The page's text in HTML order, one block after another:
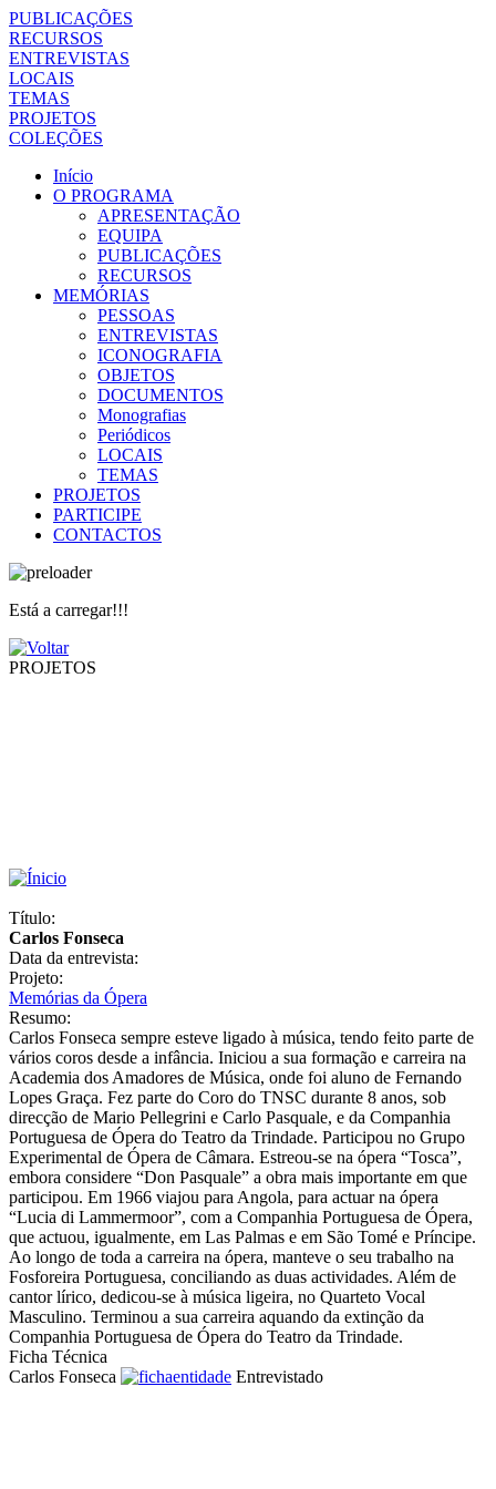
PUBLICAÇÕES
RECURSOS
ENTREVISTAS
LOCAIS
TEMAS
PROJETOS
COLEÇÕES
Início
O PROGRAMA
APRESENTAÇÃO
EQUIPA
PUBLICAÇÕES
RECURSOS
MEMÓRIAS
PESSOAS
ENTREVISTAS
ICONOGRAFIA
OBJETOS
DOCUMENTOS
Monografias
Periódicos
LOCAIS
TEMAS
PROJETOS
PARTICIPE
CONTACTOS
Está a carregar!!!
PROJETOS
Título:
Carlos Fonseca
Data da entrevista:
Projeto:
Memórias da Ópera
Resumo:
Carlos Fonseca sempre esteve ligado à música, tendo feito parte de
vários coros desde a infância. Iniciou a sua formação e carreira na
Academia dos Amadores de Música, onde foi aluno de Fernando
Lopes Graça. Fez parte do Coro do TNSC durante 8 anos, sob
direcção de Mario Pellegrini e Carlo Pasquale, e da Companhia
Portuguesa de Ópera do Teatro da Trindade. Participou no Grupo
Experimental de Ópera de Câmara. Estreou-se na ópera “Tosca”,
embora considere “Don Pasquale” a obra mais importante em que
participou. Em 1966 viajou para Angola, para actuar na ópera
“Lucia di Lammermoor”, com a Companhia Portuguesa de Ópera,
que actuou, igualmente, em Las Palmas e em São Tomé e Príncipe.
Ao longo de toda a carreira na ópera, manteve o seu trabalho na
Fosforeira Portuguesa, conciliando as duas actividades. Além de
cantor lírico, dedicou-se à música ligeira, no Quarteto Vocal
Masculino. Terminou a sua carreira aquando da extinção da
Companhia Portuguesa de Ópera do Teatro da Trindade.
Ficha Técnica
Carlos Fonseca
Entrevistado